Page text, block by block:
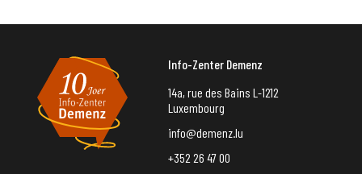
Info-Zenter Demenz
14a, rue des Bains L-1212
Luxembourg
info@demenz.lu
+352 26 47 00